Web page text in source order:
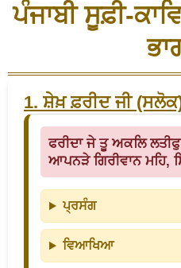
ਪੰਜਾਬੀ ਸੂਫ਼ੀ-
1. ਸ਼ੇਖ਼ ਫ਼ਰੀਦ ਜੀ
ਫਰੀਦਾ ਜੇ ਤੂ ਅਕਲਿ
ਆਪਨੜੇ ਗਿਰੀਵਾਨ ਮਹਿ,
ਪ੍ਰਸੰਗ
ਵਿਆਖਿਆ